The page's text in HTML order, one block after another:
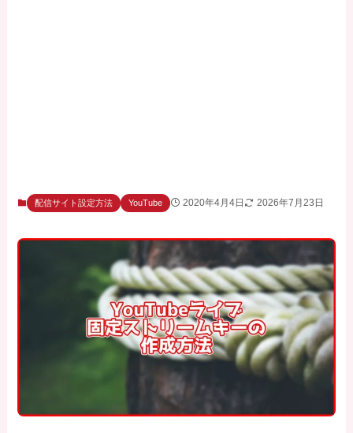
配信サイト設定方法 YouTube 2020年4月4日 2026年7月23日